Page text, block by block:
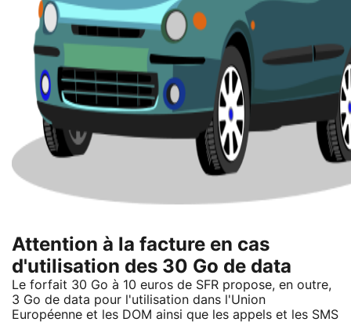
Attention à la facture en cas
d'utilisation des 30 Go de data
Le forfait 30 Go à 10 euros de SFR propose, en outre,
3 Go de data pour l'utilisation dans l'Union
Européenne et les DOM ainsi que les appels et les SMS